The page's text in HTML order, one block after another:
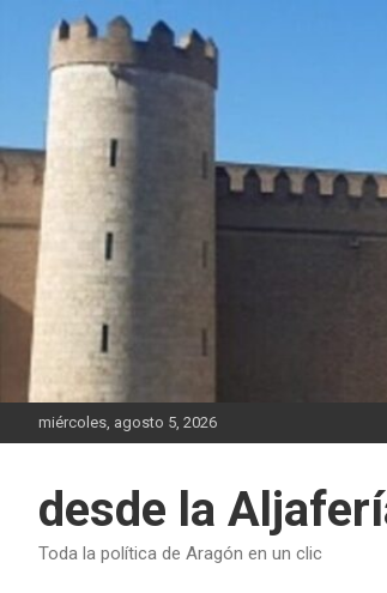
contenido
miércoles, agosto 5, 2026
desde la
Toda la política de Aragón en un clic